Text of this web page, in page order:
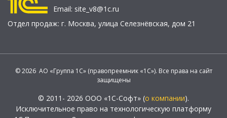
Email: site_v8@1c.ru
Отдел продаж: г. Москва, улица Селезнёвская, дом 21
© 2026 АО «Группа 1С» (правопреемник «1С»). Все права на сайт
защищены
© 2011- 2026 ООО «1С-Софт» (о компании).
Исключительное право на технологическую платформу